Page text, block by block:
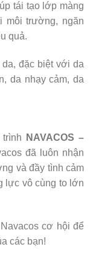
tái tạo lớp màng
môi trường, ngăn
quả.
đặc biệt với da
da nhạy cảm, da
NAVACOS –
đã luôn nhận
và đầy tình cảm
lực vô cùng to lớn
cơ hội để
các bạn!